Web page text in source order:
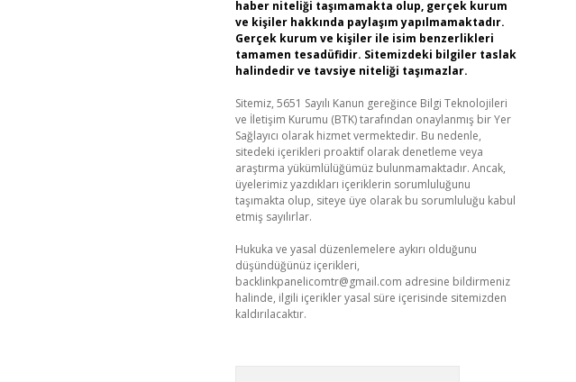
haber niteliği taşımamakta olup, gerçek kurum
ve kişiler hakkında paylaşım yapılmamaktadır.
Gerçek kurum ve kişiler ile isim benzerlikleri
tamamen tesadüfidir. Sitemizdeki bilgiler taslak
halindedir ve tavsiye niteliği taşımazlar.
Sitemiz, 5651 Sayılı Kanun gereğince Bilgi Teknolojileri
ve İletişim Kurumu (BTK) tarafından onaylanmış bir Yer
Sağlayıcı olarak hizmet vermektedir. Bu nedenle,
sitedeki içerikleri proaktif olarak denetleme veya
araştırma yükümlülüğümüz bulunmamaktadır. Ancak,
üyelerimiz yazdıkları içeriklerin sorumluluğunu
taşımakta olup, siteye üye olarak bu sorumluluğu kabul
etmiş sayılırlar.
Hukuka ve yasal düzenlemelere aykırı olduğunu
düşündüğünüz içerikleri,
backlinkpanelicomtr@gmail.com adresine bildirmeniz
halinde, ilgili içerikler yasal süre içerisinde sitemizden
kaldırılacaktır.